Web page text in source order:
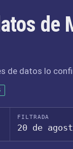
de
de datos lo
FILTRADA
20 de